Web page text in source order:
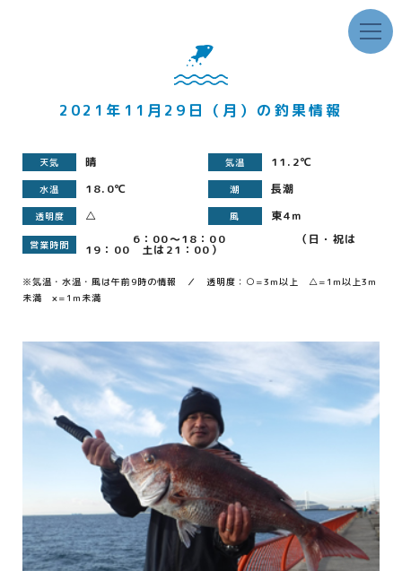
2021年11月29日（月）の釣果情報
天気 晴 気温 11.2℃
水温 18.0℃ 潮 長潮
透明度 △ 風 東4ｍ
営業時間 6：00～18：00 （日・祝は
19：00 土は21：00）
※気温・水温・風は午前9時の情報 ／ 透明度：○=3m以上 △=1m以上3m
未満 ×=1m未満